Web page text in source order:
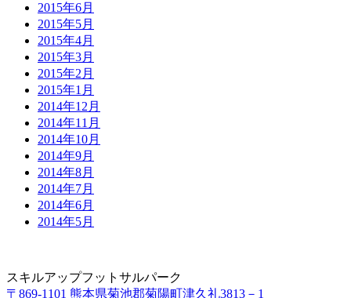
2015年6月
2015年5月
2015年4月
2015年3月
2015年2月
2015年1月
2014年12月
2014年11月
2014年10月
2014年9月
2014年8月
2014年7月
2014年6月
2014年5月
スキルアップフットサルパーク
〒869-1101 熊本県菊池郡菊陽町津久礼3813－1